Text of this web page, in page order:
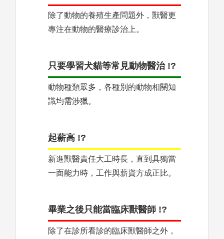
除了動物的養殖生產問題外，獸醫更
專注在動物的醫療診治上。
只要學習犬貓等常見動物醫治 !?
動物種類眾多，各種別的動物相關知
識均需涉獵。
起薪高 !?
新進獸醫責任大工時長，直到具獨當
一面能力時，工作與薪資方成正比。
畢業之後只能當臨床獸醫師 !?
除了在診所看診的臨床獸醫師之外，